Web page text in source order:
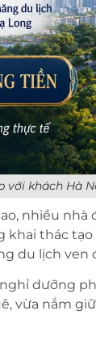
khách Hà
nhiều
thác
du lịch
dưỡng
vừa nắm